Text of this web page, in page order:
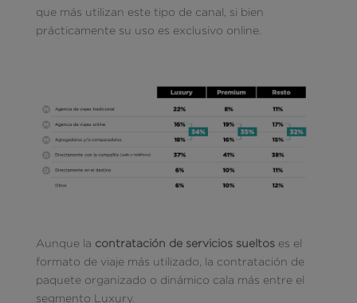
que más utilizan este tipo de canal, si bien
prácticamente su uso es exclusivo online.
Aunque la contratación de servicios sueltoses el
formato de viaje más utilizado, la contratación de
paquete organizado o dinámico cala más entre el
segmento Luxury.